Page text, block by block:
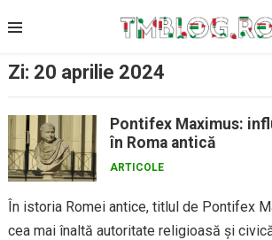
to
Zi: 20 aprilie 2024
Pontifex Maximus:
în Roma antică
ARTICOLE
În istoria Romei antice, titlul de Pontifex
cea mai înaltă autoritate religioasă și